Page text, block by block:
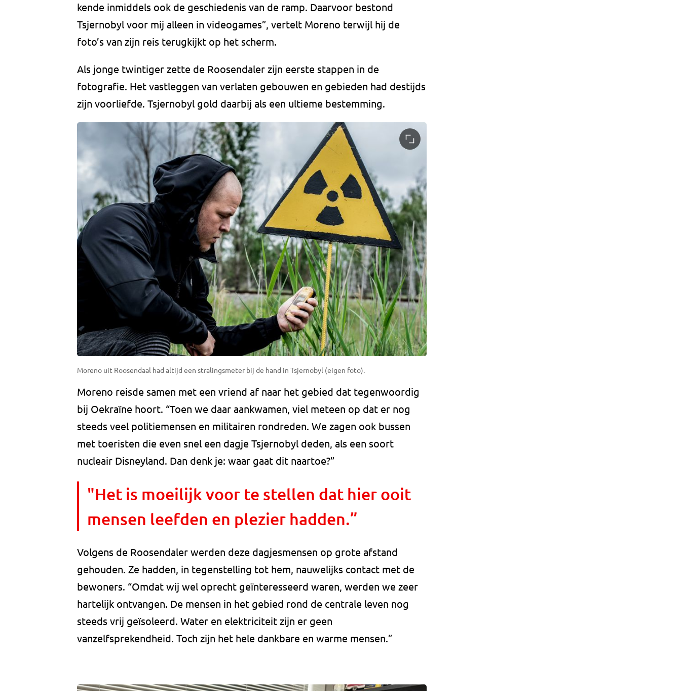
kende inmiddels ook de geschiedenis van de ramp. Daarvoor bestond
Tsjernobyl voor mij alleen in videogames”, vertelt Moreno terwijl hij de
foto’s van zijn reis terugkijkt op het scherm.
Als jonge twintiger zette de Roosendaler zijn eerste stappen in de
fotografie. Het vastleggen van verlaten gebouwen en gebieden had destijds
zijn voorliefde. Tsjernobyl gold daarbij als een ultieme bestemming.
Moreno uit Roosendaal had altijd een stralingsmeter bij de hand in Tsjernobyl (eigen foto).
Moreno reisde samen met een vriend af naar het gebied dat tegenwoordig
bij Oekraïne hoort. “Toen we daar aankwamen, viel meteen op dat er nog
steeds veel politiemensen en militairen rondreden. We zagen ook bussen
met toeristen die even snel een dagje Tsjernobyl deden, als een soort
nucleair Disneyland. Dan denk je: waar gaat dit naartoe?”
"Het is moeilijk voor te stellen dat hier ooit
mensen leefden en plezier hadden.”
Volgens de Roosendaler werden deze dagjesmensen op grote afstand
gehouden. Ze hadden, in tegenstelling tot hem, nauwelijks contact met de
bewoners. “Omdat wij wel oprecht geïnteresseerd waren, werden we zeer
hartelijk ontvangen. De mensen in het gebied rond de centrale leven nog
steeds vrij geïsoleerd. Water en elektriciteit zijn er geen
vanzelfsprekendheid. Toch zijn het hele dankbare en warme mensen.”